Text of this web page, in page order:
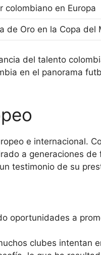
colombiano en Europa
de Oro en la Copa del
del talento
en el panorama
e internacional.
a generaciones
testimonio de su
oportunidades a
clubes intentan